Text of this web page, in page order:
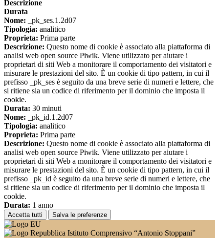
Descrizione
Durata
Nome: _pk_ses.1.2d07
Tipologia: analitico
Proprieta: Prima parte
Descrizione: Questo nome di cookie è associato alla piattaforma di
analisi web open source Piwik. Viene utilizzato per aiutare i
proprietari di siti Web a monitorare il comportamento dei visitatori e
misurare le prestazioni del sito. È un cookie di tipo pattern, in cui il
prefisso _pk_ses è seguito da una breve serie di numeri e lettere, che
si ritiene sia un codice di riferimento per il dominio che imposta il
cookie.
Durata: 30 minuti
Nome: _pk_id.1.2d07
Tipologia: analitico
Proprieta: Prima parte
Descrizione: Questo nome di cookie è associato alla piattaforma di
analisi web open source Piwik. Viene utilizzato per aiutare i
proprietari di siti Web a monitorare il comportamento dei visitatori e
misurare le prestazioni del sito. È un cookie di tipo pattern, in cui il
prefisso _pk_id è seguito da una breve serie di numeri e lettere, che
si ritiene sia un codice di riferimento per il dominio che imposta il
cookie.
Durata: 1 anno
Accetta tutti Salva le preferenze
Istituto Comprensivo “Antonio Stoppani”